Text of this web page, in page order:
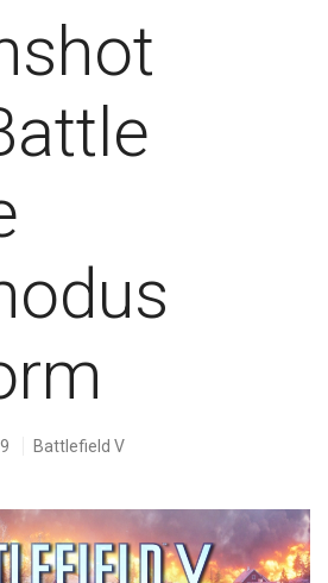
Battlefield V